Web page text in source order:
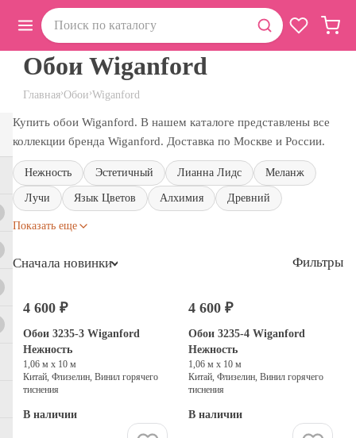
Главная›Обои›Wiganford
Обои Wiganford
Купить обои Wiganford. В нашем каталоге представлены все
коллекции бренда Wiganford. Доставка по Москве и России.
Нежность Эстетичный Лианна Лидс Меланж
Лучи Язык Цветов Алхимия Древний
Показать еще
Сначала новинки Фильтры
4 600 ₽
Обои 3235-3 Wiganford
Нежность
1,06 м х 10 м
Китай, Флизелин, Винил горячего
тиснения
В наличии
4 600 ₽
Обои 3235-4 Wiganford
Нежность
1,06 м х 10 м
Китай, Флизелин, Винил горячего
тиснения
В наличии